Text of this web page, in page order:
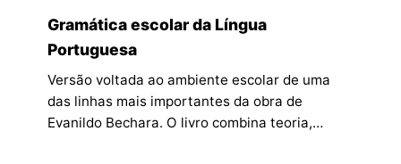
Gramática escolar da Língua
Portuguesa
Versão voltada ao ambiente escolar de uma
das linhas mais importantes da obra de
Evanildo Bechara. O livro combina teoria,